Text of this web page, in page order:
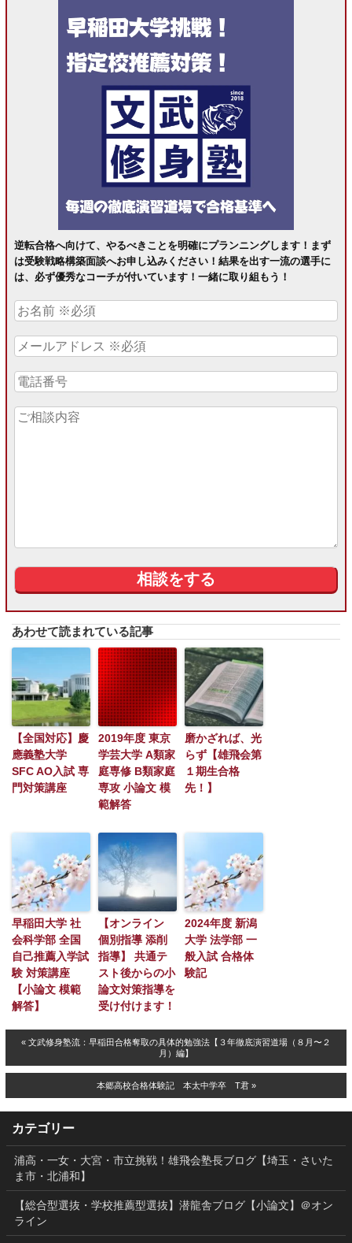
逆転合格へ向けて、やるべきことを明確にプランニングします！まず
は受験戦略構築面談へお申し込みください！結果を出す一流の選手に
は、必ず優秀なコーチが付いています！一緒に取り組もう！
あわせて読まれている記事
【全国対応】慶
應義塾大学
SFC AO入試 専
門対策講座
2019年度 東京
学芸大学 A類家
庭専修 B類家庭
専攻 小論文 模
範解答
磨かざれば、光
らず【雄飛会第
１期生合格
先！】
早稲田大学 社
会科学部 全国
自己推薦入学試
験 対策講座
【小論文 模範
解答】
【オンライン
個別指導 添削
指導】 共通テ
スト後からの小
論文対策指導を
受け付けます！
2024年度 新潟
大学 法学部 一
般入試 合格体
験記
« 文武修身塾流：早稲田合格奪取の具体的勉強法【３年徹底演習道場（８月〜２
月）編】
本郷高校合格体験記 本太中学卒 T君 »
カテゴリー
浦高・一女・大宮・市立挑戦！雄飛会塾長ブログ【埼玉・さいた
ま市・北浦和】
【総合型選抜・学校推薦型選抜】潜龍舎ブログ【小論文】＠オン
ライン